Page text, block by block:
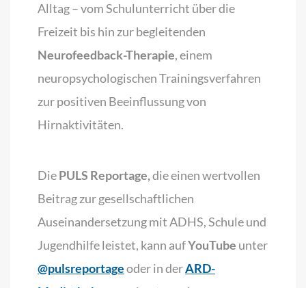
Alltag – vom Schulunterricht über die
Freizeit bis hin zur begleitenden
Neurofeedback-Therapie, einem
neuropsychologischen Trainingsverfahren
zur positiven Beeinflussung von
Hirnaktivitäten.
DiePULS Reportage,die einen wertvollen
Beitrag zur gesellschaftlichen
Auseinandersetzung mit ADHS, Schule und
Jugendhilfe leistet, kann aufYouTube unter
@pulsreportageoder in derARD-